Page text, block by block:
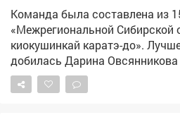
Команда была составлена из
«Межрегиональной Сибирской
киокушинкай каратэ-до».
добилась Дарина
боролась за награды в весовой